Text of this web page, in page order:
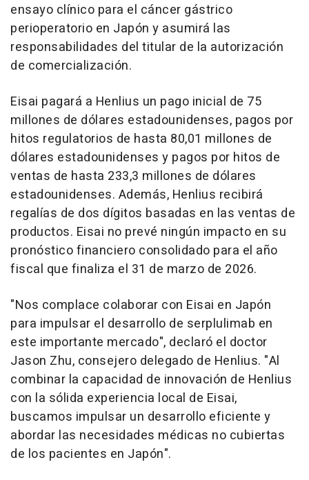
ensayo clínico para el cáncer gástrico
perioperatorio en Japón y asumirá las
responsabilidades del titular de la autorización
de comercialización.
Eisai pagará a Henlius un pago inicial de 75
millones de dólares estadounidenses, pagos por
hitos regulatorios de hasta 80,01 millones de
dólares estadounidenses y pagos por hitos de
ventas de hasta 233,3 millones de dólares
estadounidenses. Además, Henlius recibirá
regalías de dos dígitos basadas en las ventas de
productos. Eisai no prevé ningún impacto en su
pronóstico financiero consolidado para el año
fiscal que finaliza el 31 de marzo de 2026.
"Nos complace colaborar con Eisai en Japón
para impulsar el desarrollo de serplulimab en
este importante mercado", declaró el doctor
Jason Zhu, consejero delegado de Henlius. "Al
combinar la capacidad de innovación de Henlius
con la sólida experiencia local de Eisai,
buscamos impulsar un desarrollo eficiente y
abordar las necesidades médicas no cubiertas
de los pacientes en Japón".